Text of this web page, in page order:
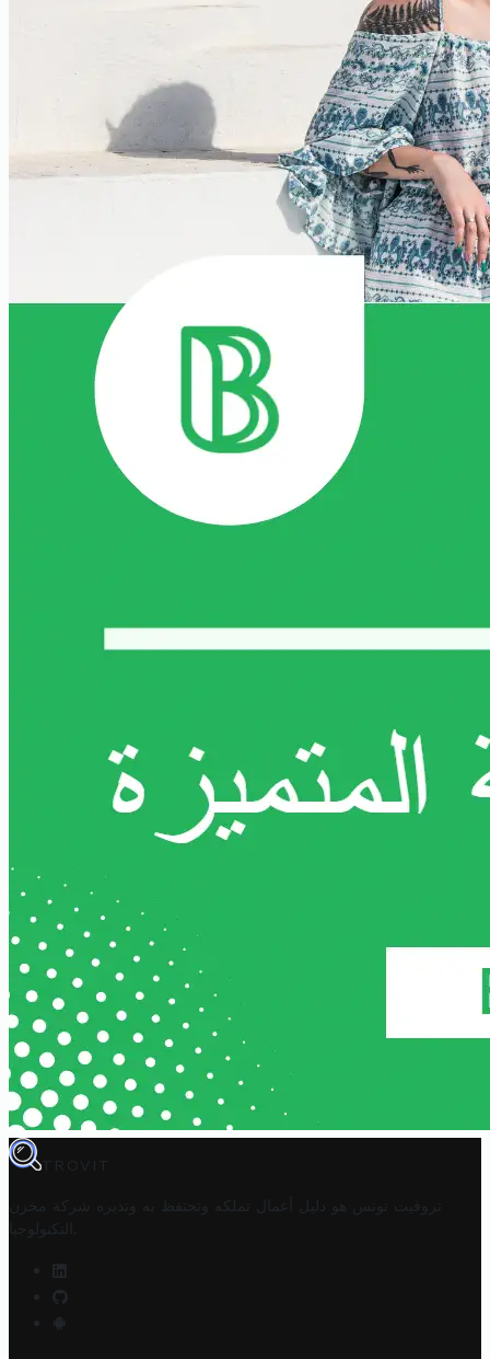
TROVIT
تروفيت تونس هو دليل أعمال تملكه وتحتفظ به وتديره
شركة مخزن
التكنولوجيا